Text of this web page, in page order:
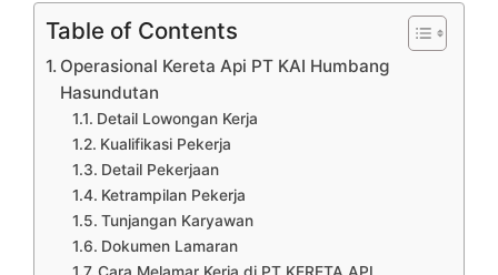
Table of Contents
Operasional Kereta Api PT KAI Humbang
Hasundutan
Detail Lowongan Kerja
Kualifikasi Pekerja
Detail Pekerjaan
Ketrampilan Pekerja
Tunjangan Karyawan
Dokumen Lamaran